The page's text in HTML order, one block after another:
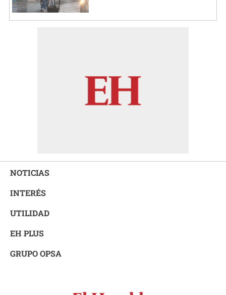
NOTICIAS
INTERÉS
UTILIDAD
EH PLUS
GRUPO OPSA